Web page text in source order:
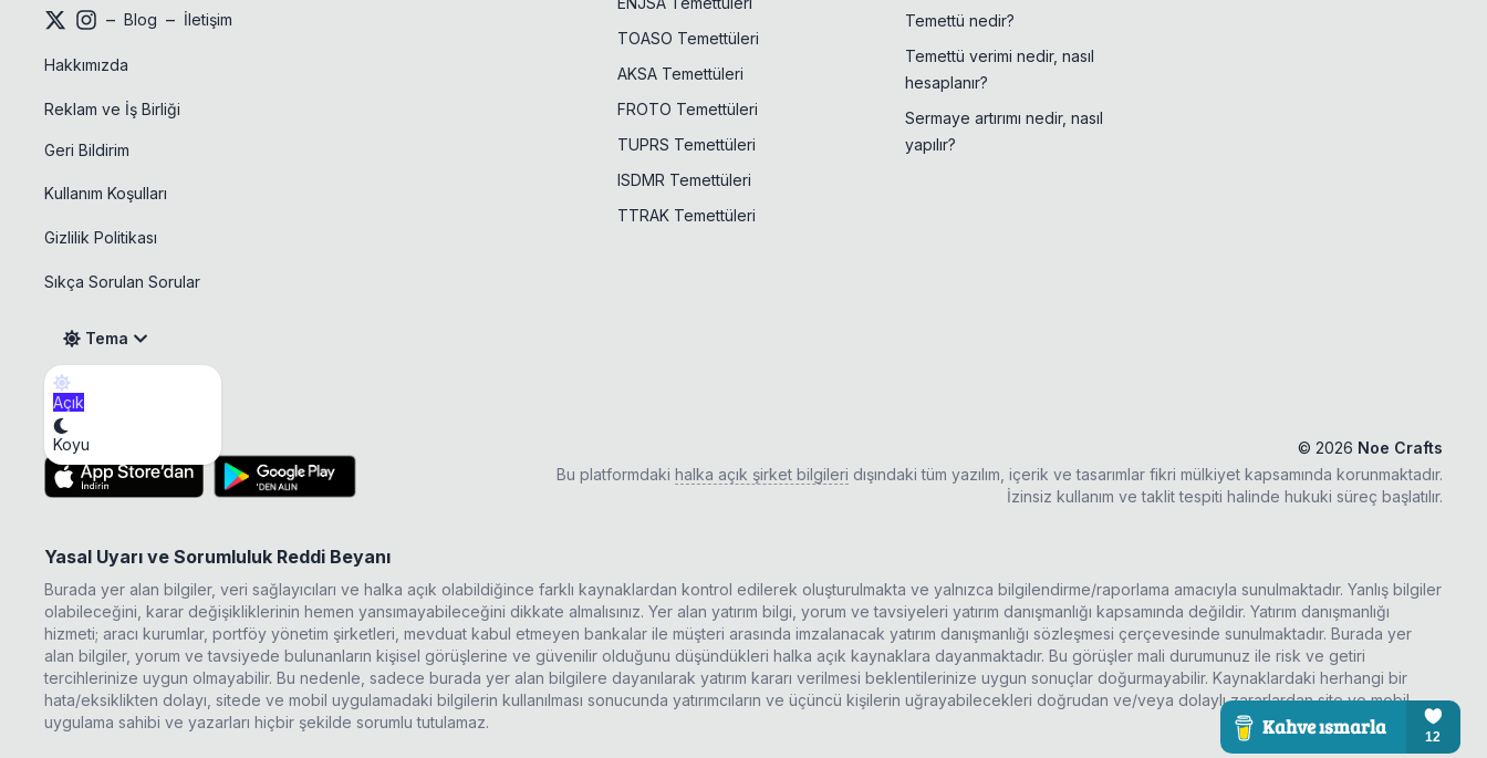
– Blog – İletişim
Hakkımızda
Reklam ve İş Birliği
Geri Bildirim
Kullanım Koşulları
Gizlilik Politikası
Sıkça Sorulan Sorular
Tema
Açık
Koyu
TOASO Temettüleri
AKSA Temettüleri
FROTO Temettüleri
TUPRS Temettüleri
ISDMR Temettüleri
TTRAK Temettüleri
Temettü nedir?
Temettü verimi nedir, nasıl
hesaplanır?
Sermaye artırımı nedir, nasıl
yapılır?
Mobil Uygulama
© 2026 Noe Crafts
Bu platformdaki halka açık şirket bilgileri dışındaki tüm yazılım, içerik ve tasarımlar fikri mülkiyet kapsamında korunmaktadır.
İzinsiz kullanım ve taklit tespiti halinde hukuki süreç başlatılır.
Yasal Uyarı ve Sorumluluk Reddi Beyanı
Burada yer alan bilgiler, veri sağlayıcıları ve halka açık olabildiğince farklı kaynaklardan kontrol edilerek oluşturulmakta ve yalnızca bilgilendirme/raporlama amacıyla sunulmaktadır. Yanlış bilgiler
olabileceğini, karar değişikliklerinin hemen yansımayabileceğini dikkate almalısınız. Yer alan yatırım bilgi, yorum ve tavsiyeleri yatırım danışmanlığı kapsamında değildir. Yatırım danışmanlığı
hizmeti; aracı kurumlar, portföy yönetim şirketleri, mevduat kabul etmeyen bankalar ile müşteri arasında imzalanacak yatırım danışmanlığı sözleşmesi çerçevesinde sunulmaktadır. Burada yer
alan bilgiler, yorum ve tavsiyede bulunanların kişisel görüşlerine ve güvenilir olduğunu düşündükleri halka açık kaynaklara dayanmaktadır. Bu görüşler mali durumunuz ile risk ve getiri
tercihlerinize uygun olmayabilir. Bu nedenle, sadece burada yer alan bilgilere dayanılarak yatırım kararı verilmesi beklentilerinize uygun sonuçlar doğurmayabilir. Kaynaklardaki herhangi bir
hata/eksiklikten dolayı, sitede ve mobil uygulamadaki bilgilerin kullanılması sonucunda yatırımcıların ve üçüncü kişilerin uğrayabilecekleri doğrudan ve/veya dolaylı zararlardan site ve mobil
uygulama sahibi ve yazarları hiçbir şekilde sorumlu tutulamaz.